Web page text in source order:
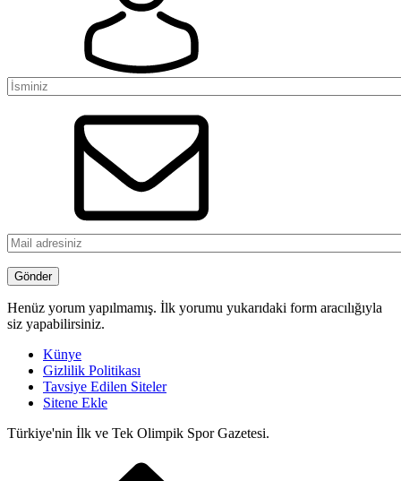
Henüz yorum yapılmamış. İlk yorumu yukarıdaki form aracılığıyla
siz yapabilirsiniz.
Künye
Gizlilik Politikası
Tavsiye Edilen Siteler
Sitene Ekle
Türkiye'nin İlk ve Tek Olimpik Spor Gazetesi.